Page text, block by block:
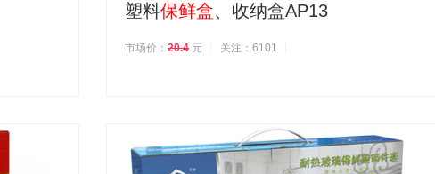
塑料保鲜盒、收纳盒AP13
市场价： 20.4 元 关注：6101